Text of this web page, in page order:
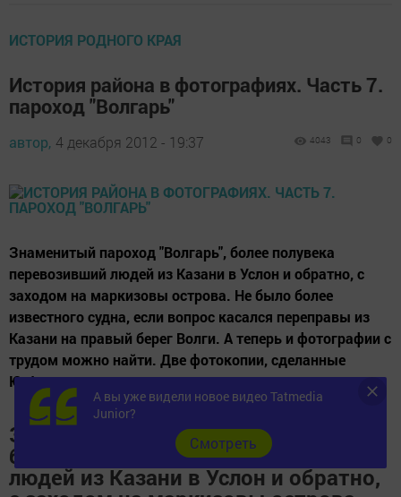
ИСТОРИЯ РОДНОГО КРАЯ
История района в фотографиях. Часть 7.
пароход "Волгарь"
автор, 4 декабря 2012 - 19:37 4043 0 0
Знаменитый пароход "Волгарь", более полувека
перевозивший людей из Казани в Услон и обратно, с
заходом на маркизовы острова. Не было более
известного судна, если вопрос касался переправы из
Казани на правый берег Волги. А теперь и фотографии с
трудом можно найти. Две фотокопии, сделанные
Ю.Фроловым есть в нашем краеведческом музее....
Знаменитый пароход "Волгарь",
более полувека перевозивший
людей из Казани в Услон и обратно,
А вы уже видели новое видео Tatmedia
Junior?
Cмотреть